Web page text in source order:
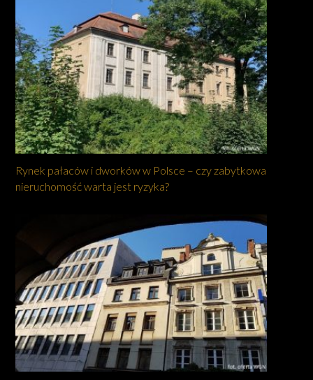
Rynek pałaców i dworków w Polsce – czy zabytkowa
nieruchomość warta jest ryzyka?